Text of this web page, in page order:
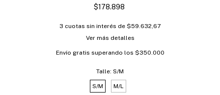
$178.898
3 cuotas sin interés de $59.632,67
Ver más detalles
Envío gratis superando los $350.000
Talle: S/M
S/M M/L